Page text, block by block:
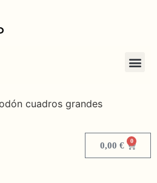
cuadros grandes
0,00 € 0